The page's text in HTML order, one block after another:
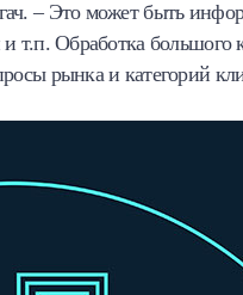
– Это может быть
т.п. Обработка большого
рынка и категорий